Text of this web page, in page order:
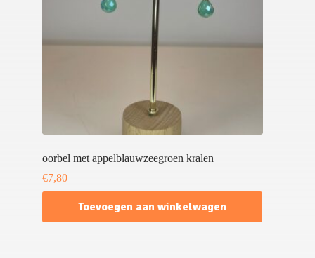
oorbel met appelblauwzeegroen kralen
€7,80
Toevoegen aan winkelwagen